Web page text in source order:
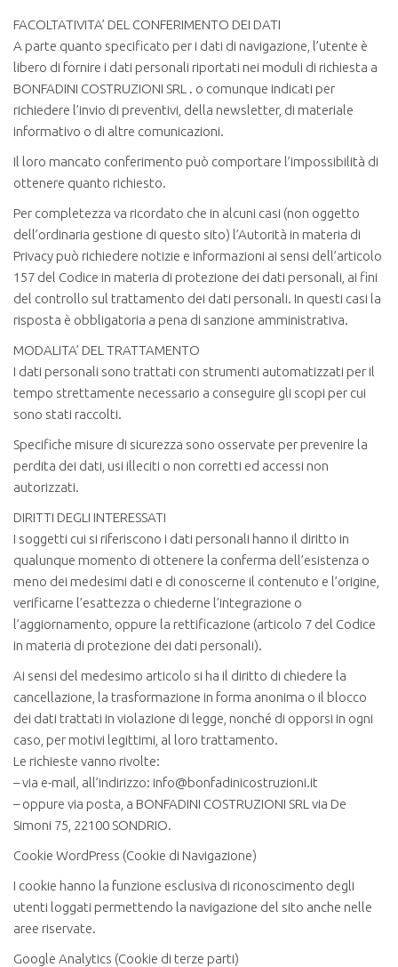
FACOLTATIVITA’ DEL CONFERIMENTO DEI DATI
A parte quanto specificato per i dati di navigazione, l’utente è
libero di fornire i dati personali riportati nei moduli di richiesta a
BONFADINI COSTRUZIONI SRL . o comunque indicati per
richiedere l’invio di preventivi, della newsletter, di materiale
informativo o di altre comunicazioni.
Il loro mancato conferimento può comportare l’impossibilità di
ottenere quanto richiesto.
Per completezza va ricordato che in alcuni casi (non oggetto
dell’ordinaria gestione di questo sito) l’Autorità in materia di
Privacy può richiedere notizie e informazioni ai sensi dell’articolo
157 del Codice in materia di protezione dei dati personali, ai fini
del controllo sul trattamento dei dati personali. In questi casi la
risposta è obbligatoria a pena di sanzione amministrativa.
MODALITA’ DEL TRATTAMENTO
I dati personali sono trattati con strumenti automatizzati per il
tempo strettamente necessario a conseguire gli scopi per cui
sono stati raccolti.
Specifiche misure di sicurezza sono osservate per prevenire la
perdita dei dati, usi illeciti o non corretti ed accessi non
autorizzati.
DIRITTI DEGLI INTERESSATI
I soggetti cui si riferiscono i dati personali hanno il diritto in
qualunque momento di ottenere la conferma dell’esistenza o
meno dei medesimi dati e di conoscerne il contenuto e l’origine,
verificarne l’esattezza o chiederne l’integrazione o
l’aggiornamento, oppure la rettificazione (articolo 7 del Codice
in materia di protezione dei dati personali).
Ai sensi del medesimo articolo si ha il diritto di chiedere la
cancellazione, la trasformazione in forma anonima o il blocco
dei dati trattati in violazione di legge, nonché di opporsi in ogni
caso, per motivi legittimi, al loro trattamento.
Le richieste vanno rivolte:
– via e-mail, all’indirizzo: info@bonfadinicostruzioni.it
– oppure via posta, a BONFADINI COSTRUZIONI SRL via De
Simoni 75, 22100 SONDRIO.
Cookie WordPress (Cookie di Navigazione)
I cookie hanno la funzione esclusiva di riconoscimento degli
utenti loggati permettendo la navigazione del sito anche nelle
aree riservate.
Google Analytics (Cookie di terze parti)